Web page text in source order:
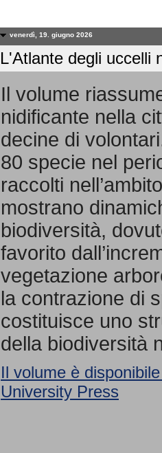
venerdì, 19. giugno 2026
L'Atlante degli uccelli
Il volume
nidificante nella
decine di
80 specie nel
raccolti
mostrano
biodiversità,
favorito
vegetazione
la contrazione di
costituisce uno
della biodiversità
Il volume è
University Press